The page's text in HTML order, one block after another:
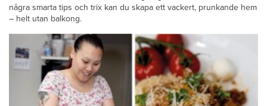
några smarta tips och trix kan du skapa ett vackert, prunkande hem
– helt utan balkong.